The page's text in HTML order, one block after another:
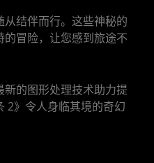
结伴而行。这些神秘的
冒险，让您感到旅途不
的图形处理技术助力提
2》令人身临其境的奇幻